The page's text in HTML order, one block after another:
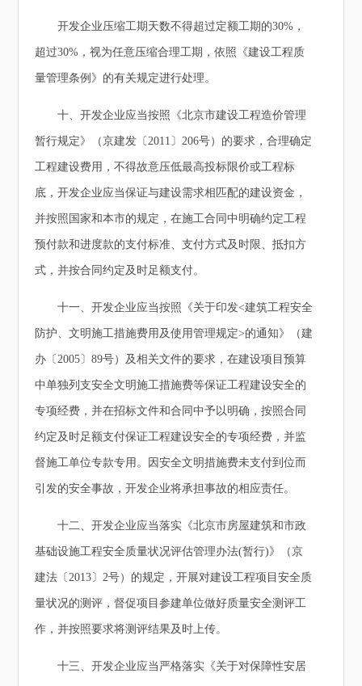
开发企业压缩工期天数不得超过定额工期的30%，
超过30%，视为任意压缩合理工期，依照《建设工程质
量管理条例》的有关规定进行处理。
十、开发企业应当按照《北京市建设工程造价管理
暂行规定》（京建发〔2011〕206号）的要求，合理确定
工程建设费用，不得故意压低最高投标限价或工程标
底，开发企业应当保证与建设需求相匹配的建设资金，
并按照国家和本市的规定，在施工合同中明确约定工程
预付款和进度款的支付标准、支付方式及时限、抵扣方
式，并按合同约定及时足额支付。
十一、开发企业应当按照《关于印发<建筑工程安全
防护、文明施工措施费用及使用管理规定>的通知》（建
办〔2005〕89号）及相关文件的要求，在建设项目预算
中单独列支安全文明施工措施费等保证工程建设安全的
专项经费，并在招标文件和合同中予以明确，按照合同
约定及时足额支付保证工程建设安全的专项经费，并监
督施工单位专款专用。因安全文明措施费未支付到位而
引发的安全事故，开发企业将承担事故的相应责任。
十二、开发企业应当落实《北京市房屋建筑和市政
基础设施工程安全质量状况评估管理办法(暂行)》（京
建法〔2013〕2号）的规定，开展对建设工程项目安全质
量状况的测评，督促项目参建单位做好质量安全测评工
作，并按照要求将测评结果及时上传。
十三、开发企业应当严格落实《关于对保障性安居